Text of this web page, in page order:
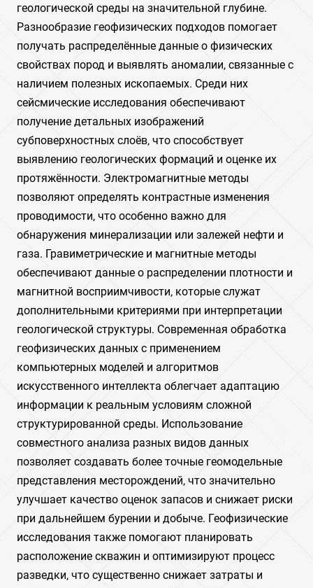
геологической среды на значительной глубине.
Разнообразие геофизических подходов помогает
получать распределённые данные о физических
свойствах пород и выявлять аномалии‚ связанные с
наличием полезных ископаемых. Среди них
сейсмические исследования обеспечивают
получение детальных изображений
субповерхностных слоёв‚ что способствует
выявлению геологических формаций и оценке их
протяжённости. Электромагнитные методы
позволяют определять контрастные изменения
проводимости‚ что особенно важно для
обнаружения минерализации или залежей нефти и
газа. Гравиметрические и магнитные методы
обеспечивают данные о распределении плотности и
магнитной восприимчивости‚ которые служат
дополнительными критериями при интерпретации
геологической структуры. Современная обработка
геофизических данных с применением
компьютерных моделей и алгоритмов
искусственного интеллекта облегчает адаптацию
информации к реальным условиям сложной
структурированной среды. Использование
совместного анализа разных видов данных
позволяет создавать более точные геомодельные
представления месторождений‚ что значительно
улучшает качество оценок запасов и снижает риски
при дальнейшем бурении и добыче. Геофизические
исследования также помогают планировать
расположение скважин и оптимизируют процесс
разведки‚ что существенно снижает затраты и